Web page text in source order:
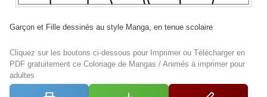
Garçon et Fille dessinés au style Manga, en tenue scolaire
Cliquez sur les boutons ci-dessous pour Imprimer ou Télécharger en
PDF gratuitement ce Coloriage de Mangas / Animés à imprimer pour
adultes